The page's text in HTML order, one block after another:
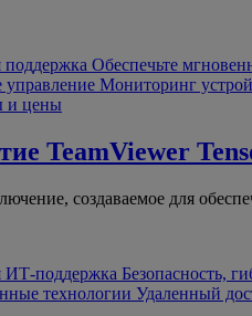
поддержка Обеспечьте
управление Мониторинг
и цены
TeamViewer
создаваемое для
ИТ-поддержка Безопасность,
технологии Удаленный